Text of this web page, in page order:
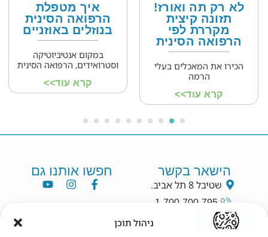
ניהול תוכן
לא רק תה ואורז!
תזונה קיצית
מקררת לפי
הרפואה הסינית
הכירו את המאכלים בעלי
הרמה
קרא עוד>>
איך מטפלת
הרפואה הסינית
בנוזלים באוזניים
במקום אנטיביוטיקה
וסטרואידים, הרפואה הסינית
קרא עוד>>
הישאר בקשר
שטיבל 8 תל אביב.
1-700-700-795
info@dryang.co.il
חפשו אותנו גם